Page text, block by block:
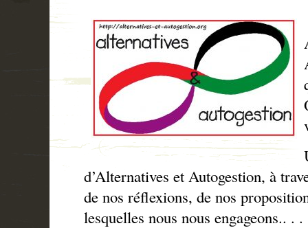
d’Alternatives et Autogestion, à
de nos réflexions, de nos
lesquelles nous nous engageons.. . .